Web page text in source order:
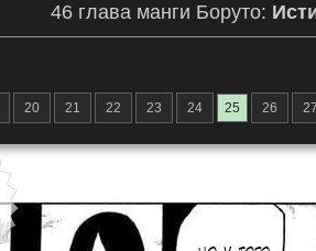
46 глава манги Боруто:
20 21 22 23 24 25 26 27